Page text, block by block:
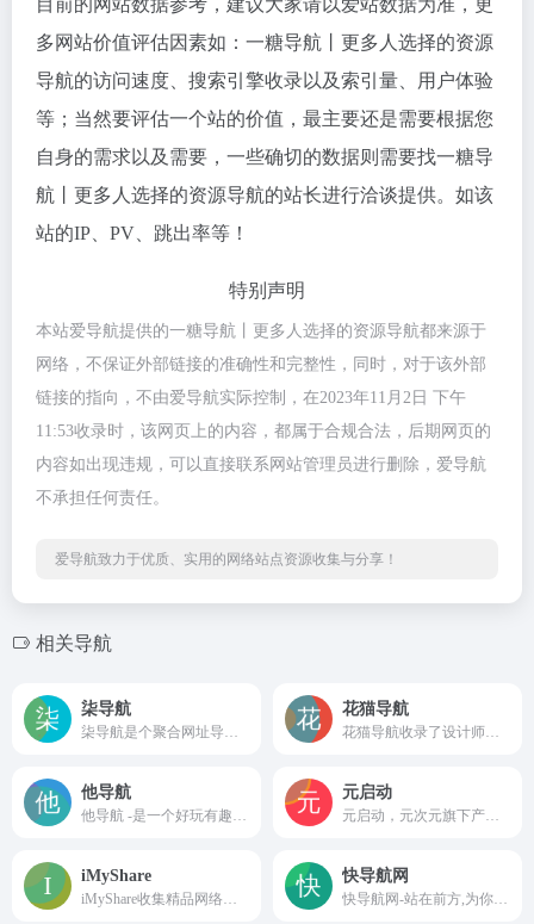
目前的网站数据参考，建议大家请以爱站数据为准，更
多网站价值评估因素如：一糖导航丨更多人选择的资源
导航的访问速度、搜索引擎收录以及索引量、用户体验
等；当然要评估一个站的价值，最主要还是需要根据您
自身的需求以及需要，一些确切的数据则需要找一糖导
航丨更多人选择的资源导航的站长进行洽谈提供。如该
站的IP、PV、跳出率等！
特别声明
本站爱导航提供的一糖导航丨更多人选择的资源导航都来源于
网络，不保证外部链接的准确性和完整性，同时，对于该外部
链接的指向，不由爱导航实际控制，在2023年11月2日 下午
11:53收录时，该网页上的内容，都属于合规合法，后期网页的
内容如出现违规，可以直接联系网站管理员进行删除，爱导航
不承担任何责任。
爱导航致力于优质、实用的网络站点资源收集与分享！
相关导航
柒导航 花猫导航
他导航 元启动
iMyShare 快导航网